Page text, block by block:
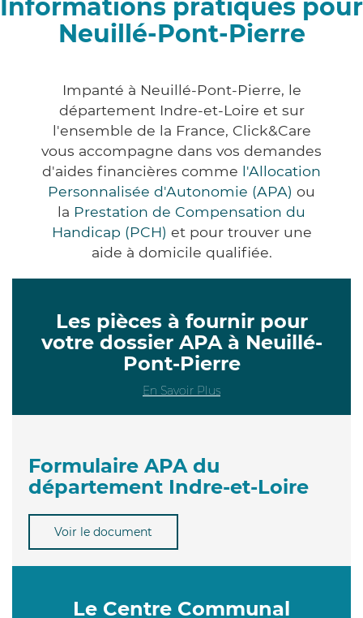
Informations pratiques pour
Neuillé-Pont-Pierre
Impanté à Neuillé-Pont-Pierre, le
département Indre-et-Loire et sur
l'ensemble de la France, Click&Care
vous accompagne dans vos demandes
d'aides financières comme l'Allocation
Personnalisée d'Autonomie (APA) ou
la Prestation de Compensation du
Handicap (PCH) et pour trouver une
aide à domicile qualifiée.
Les pièces à fournir pour
votre dossier APA à Neuillé-
Pont-Pierre
En Savoir Plus
Formulaire APA du
département Indre-et-Loire
Voir le document
Le Centre Communal